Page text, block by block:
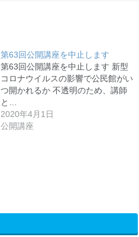
第63回公開講座を中止します
第63回公開講座を中止します 新型
コロナウイルスの影響で公民館がい
つ開かれるか 不透明のため、講師
と…
2020年4月1日
公開講座